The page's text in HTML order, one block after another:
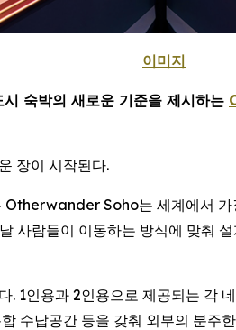
이미지
시 숙박의 새로운 기준을 제시하는
장이 시작된다.
Soho는 세계에서
사람들이 이동하는 방식에 맞춰
. 1인용과 2인용으로 제공되는 각
수납공간 등을 갖춰 외부의 분주